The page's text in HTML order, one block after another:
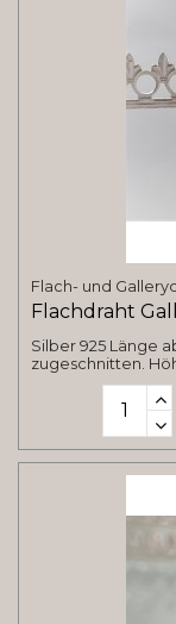
Flach- und
Flachdraht
Silber 925 Länge
zugeschnitten.